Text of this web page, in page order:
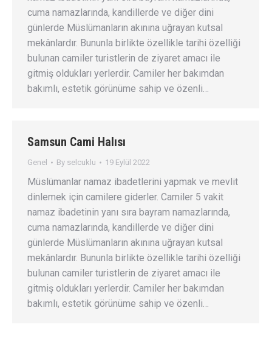
cuma namazlarında, kandillerde ve diğer dini
günlerde Müslümanların akınına uğrayan kutsal
mekânlardır. Bununla birlikte özellikle tarihi özelliği
bulunan camiler turistlerin de ziyaret amacı ile
gitmiş oldukları yerlerdir. Camiler her bakımdan
bakımlı, estetik görünüme sahip ve özenli…
Samsun Cami Halısı
Genel By selcuklu 19 Eylül 2022
Müslümanlar namaz ibadetlerini yapmak ve mevlit
dinlemek için camilere giderler. Camiler 5 vakit
namaz ibadetinin yanı sıra bayram namazlarında,
cuma namazlarında, kandillerde ve diğer dini
günlerde Müslümanların akınına uğrayan kutsal
mekânlardır. Bununla birlikte özellikle tarihi özelliği
bulunan camiler turistlerin de ziyaret amacı ile
gitmiş oldukları yerlerdir. Camiler her bakımdan
bakımlı, estetik görünüme sahip ve özenli…